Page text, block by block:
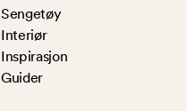
Sengetøy
Interiør
Inspirasjon
Guider